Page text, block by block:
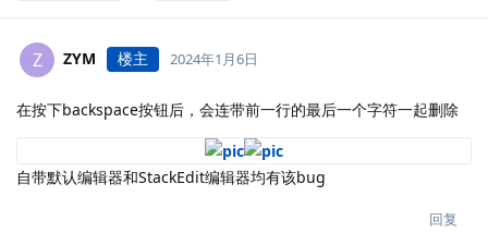
Z ZYM 楼主 2024年1月6日
在按下backspace按钮后，会连带前一行的最后一个字符一起删除
自带默认编辑器和StackEdit编辑器均有该bug
回复